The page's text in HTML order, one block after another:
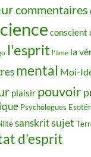
commentaires
conscient
l'esprit l'âme la
mental Moi-
plaisir pouvoir
Psychologues
sanskritsujet
d'esprit